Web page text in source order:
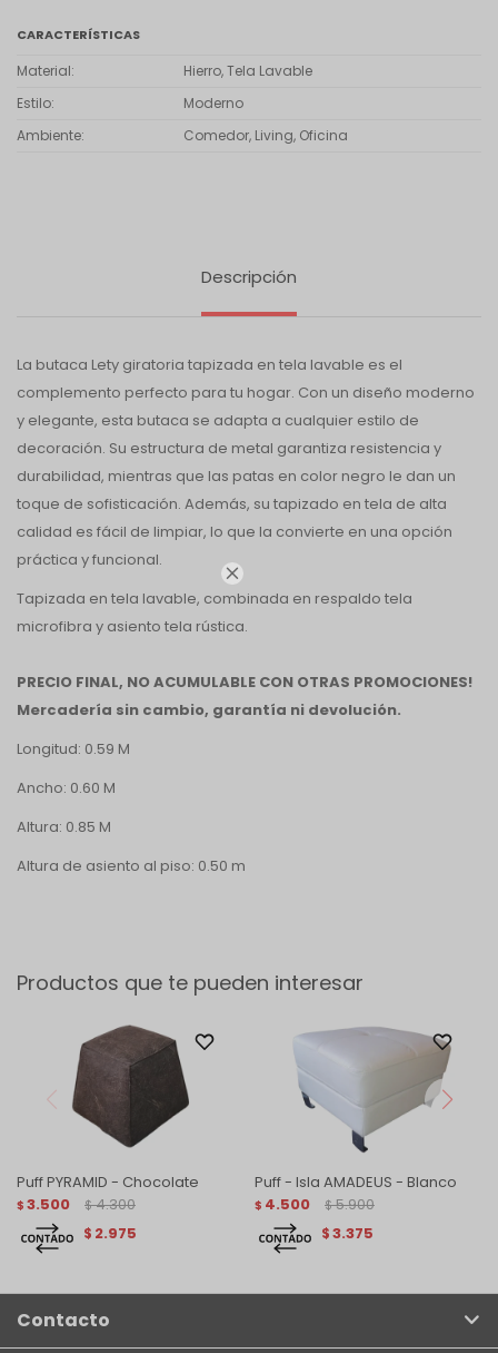

CARACTERÍSTICAS
Material
Hierro, Tela Lavable
Estilo
Moderno
Ambiente
Comedor, Living, Oficina
Descripción
La butaca Lety giratoria tapizada en tela lavable es el
complemento perfecto para tu hogar. Con un diseño moderno
y elegante, esta butaca se adapta a cualquier estilo de
decoración. Su estructura de metal garantiza resistencia y
durabilidad, mientras que las patas en color negro le dan un
toque de sofisticación. Además, su tapizado en tela de alta
calidad es fácil de limpiar, lo que la convierte en una opción
práctica y funcional.
Tapizada en tela lavable, combinada en respaldo tela
microfibra y asiento tela rústica.
PRECIO FINAL, NO ACUMULABLE CON OTRAS PROMOCIONES!
Mercadería sin cambio, garantía ni devolución.
Longitud: 0.59 M
Ancho: 0.60 M
Altura: 0.85 M
Altura de asiento al piso: 0.50 m
Productos que te pueden interesar
Puff PYRAMID - Chocolate
$ 3.500 $ 4.300
$ 2.975
Puff - Isla AMADEUS - Blanco
$ 4.500 $ 5.900
$3.375
Contacto